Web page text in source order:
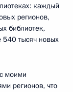
каждый
регионов,
библиотек,
540 тысяч новых
моими
регионов, что